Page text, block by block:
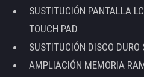
SUSTITUCIÓN PANTALLA
TOUCH PAD
SUSTITUCIÓN DISCO
AMPLIACIÓN MEMORIA